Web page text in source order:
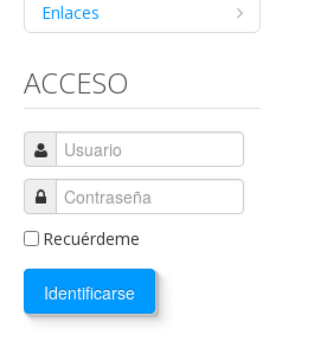
Enlaces
ACCESO
Recuérdeme
Identificarse